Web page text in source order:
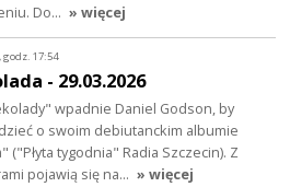
Do… » więcej
godz. 17:54
- 29.03.2026
wpadnie Daniel Godson, by
o swoim debiutanckim albumie
("Płyta tygodnia" Radia Szczecin). Z
pojawią się na… » więcej